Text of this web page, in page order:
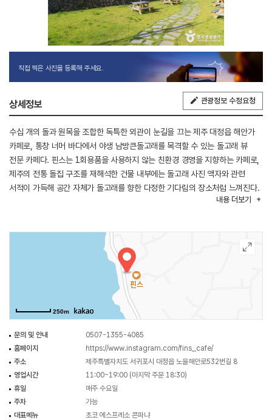
직접 찍은 사진을 등록해 주세요.
상세정보 관광정보 수정요청
수십 개의 돌과 원목을 조합한 독특한 외관이 눈길을 끄는 제주 대정읍 해안가
카페로, 통창 너머 바다에서 야생 남방큰돌고래를 목격할 수 있는 돌고래 뷰
전문 카페다. 핀스는 1회용품을 사용하지 않는 친환경 경영을 지향하는 카페로,
제주의 전통 돌집 구조를 재해석한 건물 내부에는 돌고래 사진 액자와 관련
서적이 가득해 공간 자체가 돌고래를 향한 다정한 기다림의 장소처럼 느껴진다.
야외 테라스와 옥상에서도 수평선을 조망하며 돌고래의 등장을 기다릴 수
경험이다. 남방큰돌고래를 모티브로 제작한 시그니처 디저트는 눈과 입을 함께
즐겁게 하는 인기 메뉴다. 인근 송악산·알뜨르비행장과 연계한 서귀포 서쪽 해안
내용 더보기
250m
문의 및 안내
0507-1355-4085
홈페이지
https://www.instagram.com/fins_cafe/
주소
제주특별자치도 서귀포시 대정읍 노을해안로532번길 8
영업시간
11:00~19:00 (마지막 주문 18:30)
휴일
매주 수요일
주차
가능
대표메뉴
초코 에스프레소 콘파냐